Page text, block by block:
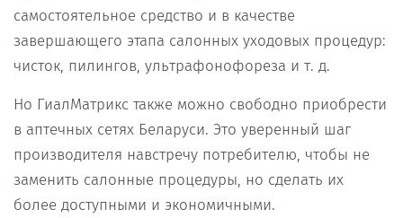
самостоятельное средство и в качестве
завершающего этапа салонных уходовых процедур:
чисток, пилингов, ультрафонофореза и т. д.
Но ГиалМатрикс также можно свободно приобрести
в аптечных сетях Беларуси. Это уверенный шаг
производителя навстречу потребителю, чтобы не
заменить салонные процедуры, но сделать их
более доступными и экономичными.